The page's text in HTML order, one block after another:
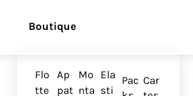
Boutique
Flo
tte
Ap
pat
Mo
nta
Ela
sti
Pac Car